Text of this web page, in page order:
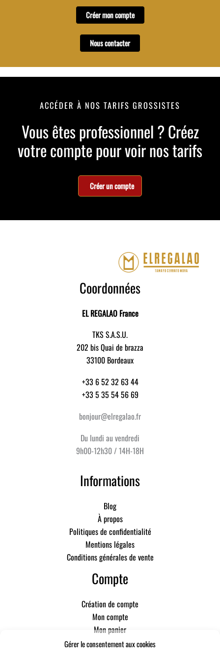
Gérer le consentement aux cookies
Créer mon compte
Nous contacter
ACCÉDER À NOS TARIFS GROSSISTES
Vous êtes professionnel ? Créez
votre compte pour voir nos tarifs
Créer un compte
Coordonnées
EL REGALAO France
TKS S.A.S.U.
202 bis Quai de brazza
33100 Bordeaux
+33 6 52 32 63 44
+33 5 35 54 56 69
bonjour@elregalao.fr
Du lundi au vendredi
9h00-12h30 / 14H-18H
Informations
Blog
À propos
Politiques de confidentialité
Mentions légales
Conditions générales de vente
Compte
Création de compte
Mon compte
Mon panier